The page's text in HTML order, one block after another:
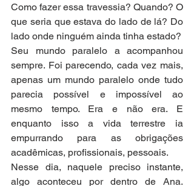
Como fazer essa travessia? Quando? O
que seria que estava do lado de lá? Do
lado onde ninguém ainda tinha estado?
Seu mundo paralelo a acompanhou
sempre. Foi parecendo, cada vez mais,
apenas um mundo paralelo onde tudo
parecia possível e impossível ao
mesmo tempo. Era e não era. E
enquanto isso a vida terrestre ia
empurrando para as obrigações
acadêmicas, profissionais, pessoais.
Nesse dia, naquele preciso instante,
algo aconteceu por dentro de Ana.